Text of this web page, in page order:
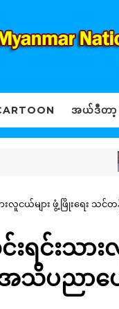
အယ်ဒီတာ့
လူငယ်များ ဖွံ့ဖြိုးရေး သင်
ရင်းသား
သိပညာပေ